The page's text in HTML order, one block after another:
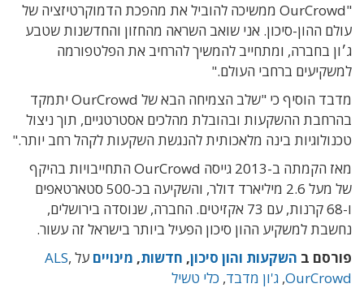
"OurCrowd ממשיכה להוביל את מהפכת הדמוקרטיזציה של
עולם ההון-סיכון. אני שואב השראה מהחזון והחדשנות שטבע
ג׳ון בחברה, ומתחייב להמשיך להרחיב את הפלטפורמה
למשקיעים ברחבי העולם."
מדבד הוסיף כי "שלב הצמיחה הבא של OurCrowd יתמקד
בהרחבת ההשקעות ובהובלת מהלכים אסטרטגיים, תוך ניצול
טכנולוגיות בינה מלאכותית להנגשת השקעות לקהל רחב יותר."
מאז הקמתה ב-2013 גייסה OurCrowd התחייבויות בהיקף
של מעל 2.6 מיליארד דולר, והשקיעה בכ-500 סטארטאפים
ו-68 קרנות, עם 73 אקזיטים. החברה, שנוסדה בירושלים,
נחשבת למשקיע ההון סיכון הפעיל ביותר בישראל זה עשור.
פורסם ב השקעות והון סיכון, חדשות, מינויים על ALS,
OurCrowd
, ג'ון מדבד, כלי טשיל